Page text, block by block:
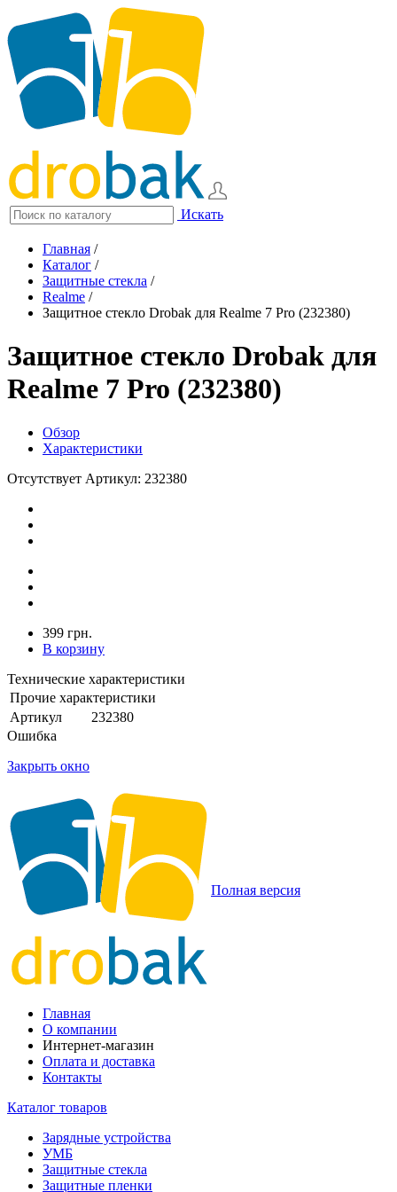
Искать
Главная /
Каталог /
Защитные стекла /
Realme /
Защитное стекло Drobak для Realme 7 Pro (232380)
Защитное стекло Drobak для
Realme 7 Pro (232380)
Обзор
Характеристики
Отсутствует Артикул: 232380
399 грн.
В корзину
Технические характеристики
Прочие характеристики
Артикул
232380
Ошибка
Закрыть окно
Полная версия
Главная
О компании
Интернет-магазин
Оплата и доставка
Контакты
Каталог товаров
Зарядные устройства
УМБ
Защитные стекла
Защитные пленки